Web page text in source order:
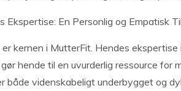
Ekspertise: En Personlig og Empatisk
er kernen i MutterFit. Hendes
hende til en uvurderlig ressource for
både videnskabeligt underbygget og